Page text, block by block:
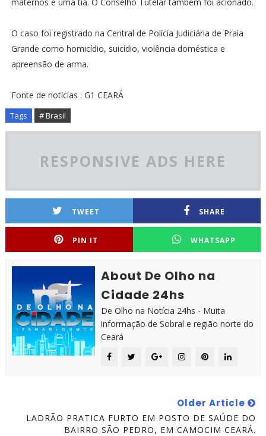
O caso foi registrado na Central de Polícia Judiciária de Praia
Grande como homicídio, suicídio, violência doméstica e
apreensão de arma.
Fonte de notícias : G1 CEARÁ
Tags # Brasil
RESPONSIVE ADS HERE
TWEET SHARE
PIN IT WHATSAPP
About De Olho na
Cidade 24hs
De Olho na Notícia 24hs - Muita
informação de Sobral e região norte do
Ceará
Older Article
LADRÃO PRATICA FURTO EM POSTO DE SAÚDE DO
BAIRRO SÃO PEDRO, EM CAMOCIM CEARÁ.